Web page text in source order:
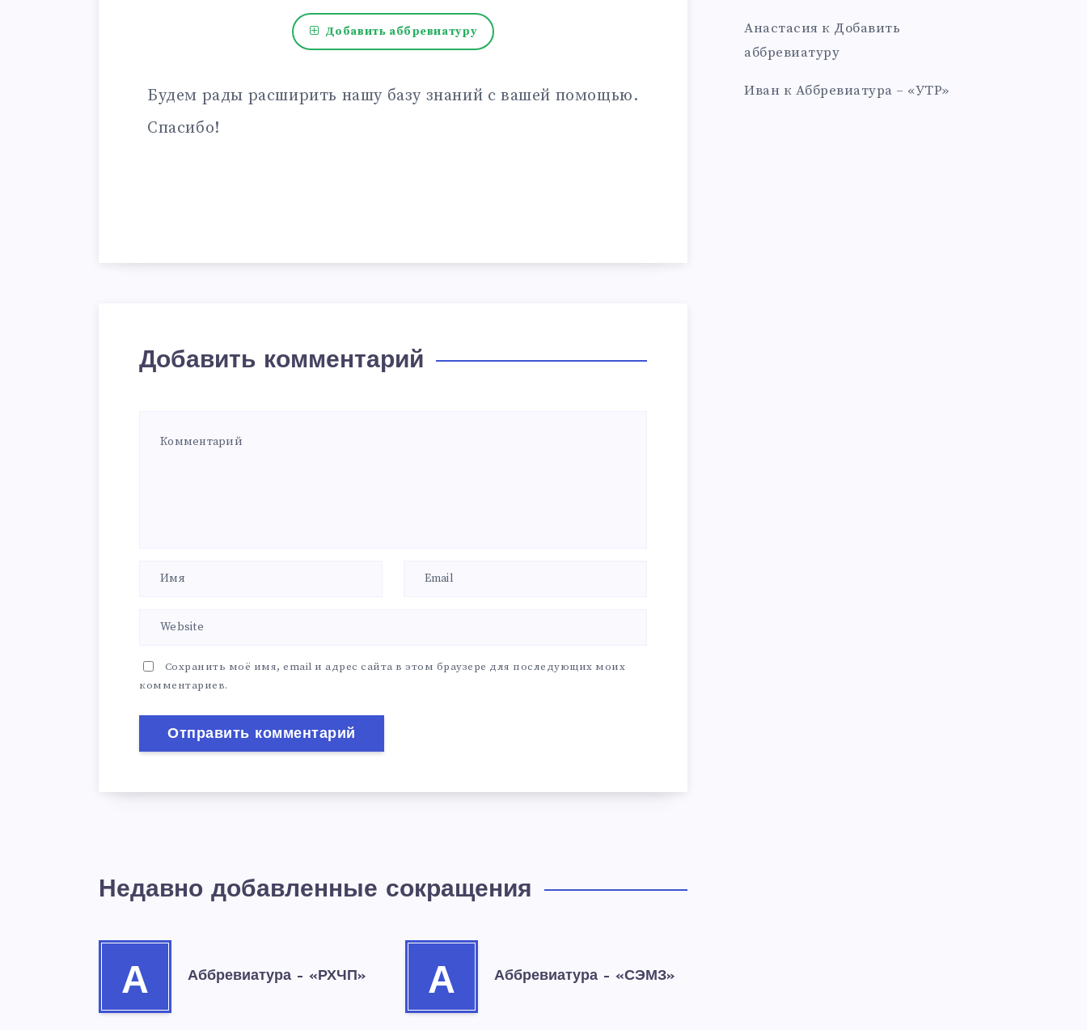
Добавить аббревиатуру
Будем рады расширить нашу базу знаний с вашей помощью.
Спасибо!
Добавить комментарий
Сохранить моё имя, email и адрес сайта в этом браузере для последующих моих
комментариев.
Недавно добавленные сокращения
А Аббревиатура – «РХЧП» А Аббревиатура – «СЭМЗ»
Анастасия к Добавить
аббревиатуру
Иван к Аббревиатура – «УТР»